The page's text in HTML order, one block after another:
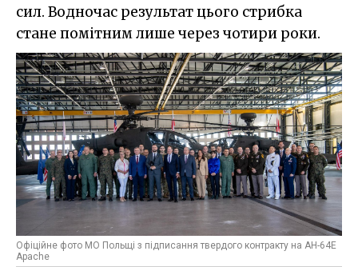
сил. Водночас результат цього стрибка
стане помітним лише через чотири роки.
Офіційне фото МО Польщі з підписання твердого контракту на AH-64E
Apache